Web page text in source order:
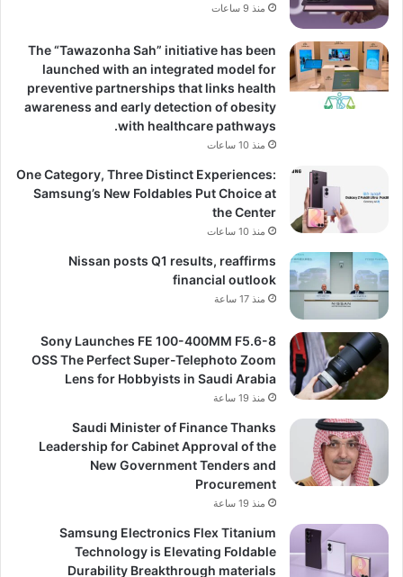
منذ 9 ساعات
The “Tawazonha Sah” initiative has been
launched with an integrated model for
preventive partnerships that links health
awareness and early detection of obesity
with healthcare pathways.
منذ 10 ساعات
One Category, Three Distinct Experiences:
Samsung’s New Foldables Put Choice at
the Center
منذ 10 ساعات
Nissan posts Q1 results, reaffirms
financial outlook
منذ 17 ساعة
Sony Launches FE 100-400MM F5.6-8
OSS The Perfect Super-Telephoto Zoom
Lens for Hobbyists in Saudi Arabia
منذ 19 ساعة
Saudi Minister of Finance Thanks
Leadership for Cabinet Approval of the
New Government Tenders and
Procurement
منذ 19 ساعة
Samsung Electronics Flex Titanium
Technology is Elevating Foldable
Durability Breakthrough materials